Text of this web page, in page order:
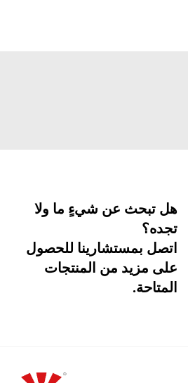
هل تبحث عن شيءٍ ما ولا
تجده؟
اتصل بمستشارينا للحصول
على مزيد من المنتجات
المتاحة.